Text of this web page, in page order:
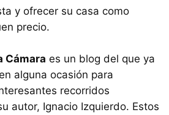
y ofrecer su casa como
precio.
Cámara es un blog del que ya
alguna ocasión para
recorridos
autor, Ignacio Izquierdo. Estos